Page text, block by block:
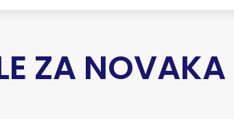
ZA NOVAKA